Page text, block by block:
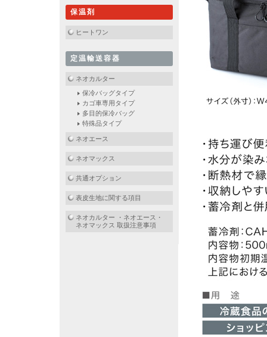
保温剤
ヒートワン
定温輸送容器
ネオカルター
保冷バッグタイプ
カゴ車専用タイプ
多目的保冷バッグ
特殊品タイプ
ネオエース
ネオマックス
共通オプション
表皮生地に関する項目
ネオカルター ・ネオエース・
ネオマックス 取扱注意事項